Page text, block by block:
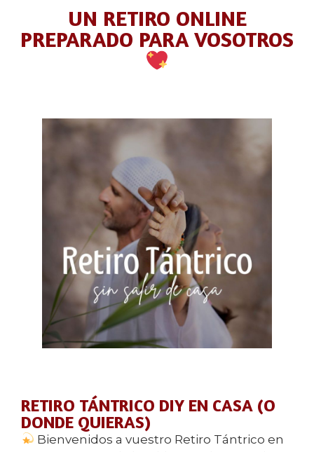
UN RETIRO ONLINE
PREPARADO PARA VOSOTROS
RETIRO TÁNTRICO DIY EN CASA (O
DONDE QUIERAS)
Bienvenidos a vuestro Retiro Tántrico en